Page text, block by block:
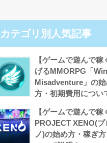
カテゴリ別人気記事
【ゲームで遊んで
げるMMORPG「
Misadventure」の
方・初期費用につい
【ゲームで遊んで稼
PROJECT XENO(
ノ)の始め方・稼ぎ